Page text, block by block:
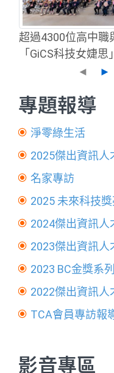
超過4300位高中職
「GiCS科技女婕思」
◄
►
專題報導
淨零綠生活
2025傑出資訊人
名家專訪
2025 未來科技
2024傑出資訊人
2023傑出資訊人
2023 BC金獎系
2022傑出資訊人
TCA會員專訪報
影音專區